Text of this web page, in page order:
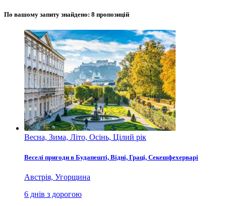
По вашому запиту знайдено: 8 пропозицій
Весна, Зима, Літо, Осінь, Цілий рік
Веселі пригоди в Будапешті, Відні, Граці, Секешфехерварі
Австрія, Угорщина
6 днів з дорогою